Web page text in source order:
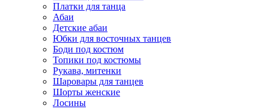
Платки для танца
Абаи
Детские абаи
Юбки для восточных танцев
Боди под костюм
Топики под костюмы
Рукава, митенки
Шаровары для танцев
Шорты женские
Лосины